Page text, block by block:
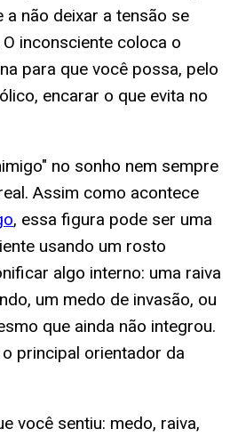
não deixar a tensão se
inconsciente coloca o
para que você possa, pelo
encarar o que evita no
no sonho nem sempre
Assim como acontece
, essa figura pode ser uma
usando um rosto
algo interno: uma raiva
um medo de invasão, ou
que ainda não integrou.
principal orientador da
você sentiu: medo, raiva,